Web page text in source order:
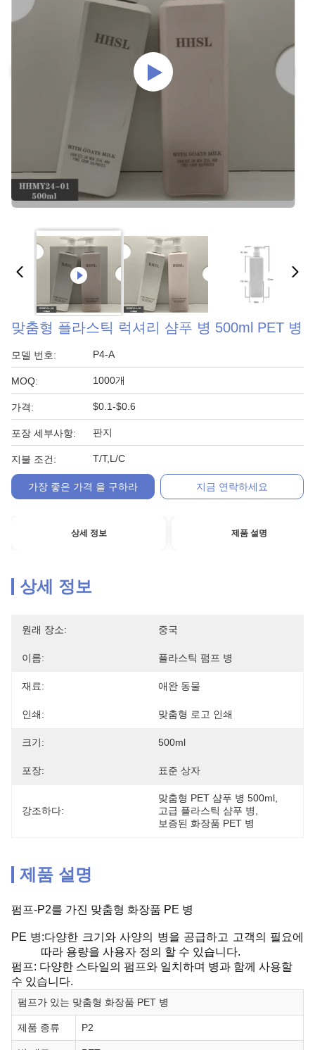
맞춤형 플라스틱 럭셔리 샴푸 병 500ml PET 병
모델 번호: P4-A
MOQ: 1000개
가격: $0.1-$0.6
포장 세부사항: 판지
지불 조건: T/T,L/C
가장 좋은 가격 을 구하라 지금 연락하세요
상세 정보 제품 설명
상세 정보
원래 장소: 중국
이름: 플라스틱 펌프 병
재료: 애완 동물
인쇄: 맞춤형 로고 인쇄
크기: 500ml
포장: 표준 상자
강조하다:
맞춤형 PET 샴푸 병 500ml
고급 플라스틱 샴푸 병
보증된 화장품 PET 병
제품 설명
펌프-P2를 가진 맞춤형 화장품 PE 병
PE 병:다양한 크기와 사양의 병을 공급하고 고객의 필요에
따라 용량을 사용자 정의 할 수 있습니다.
펌프: 다양한 스타일의 펌프와 일치하며 병과 함께 사용할
수 있습니다.
펌프가 있는 맞춤형 화장품 PET 병
제품 종류 P2